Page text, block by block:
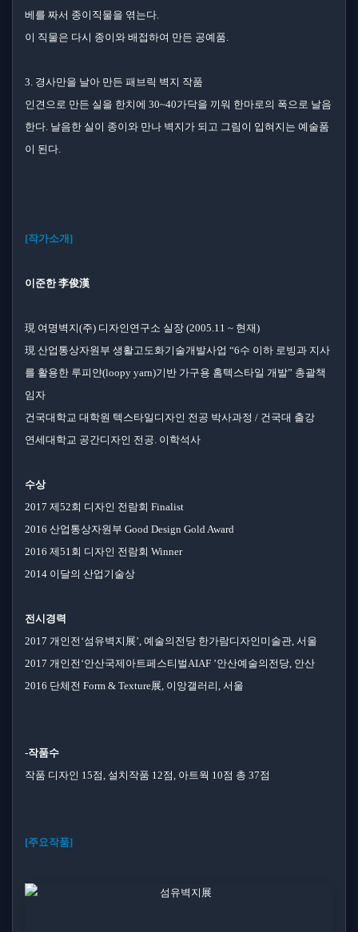
베를 짜서 종이직물을 엮는다.
이 직물은 다시 종이와 배접하여 만든 공예품.
3. 경사만을 날아 만든 패브릭 벽지 작품
인견으로 만든 실을 한치에 30~40가닥을 끼워 한마로의 폭으로 날음
한다. 날음한 실이 종이와 만나 벽지가 되고 그림이 입혀지는 예술품
이 된다.
[작가소개]
이준한 李俊漢
現 여명벽지(주) 디자인연구소 실장 (2005.11 ~ 현재)
現 산업통상자원부 생활고도화기술개발사업 “6수 이하 로빙과 지사
를 활용한 루피얀(loopy yarn)기반 가구용 홈텍스타일 개발” 총괄책
임자
건국대학교 대학원 텍스타일디자인 전공 박사과정 / 건국대 출강
연세대학교 공간디자인 전공. 이학석사
수상
2017 제52회 디자인 전람회 Finalist
2016 산업통상자원부 Good Design Gold Award
2016 제51회 디자인 전람회 Winner
2014 이달의 산업기술상
전시경력
2017 개인전‘섬유벽지展’, 예술의전당 한가람디자인미술관, 서울
2017 개인전‘안산국제아트페스티벌AIAF ’안산예술의전당, 안산
2016 단체전 Form & Texture展, 이앙갤러리, 서울
-작품수
작품 디자인 15점, 설치작품 12점, 아트웍 10점 총 37점
[주요작품]